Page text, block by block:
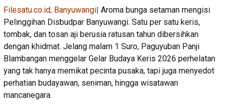
Filesatu.co.id, Banyuwangi| Aroma bunga setaman mengisi
Pelinggihan Disbudpar Banyuwangi. Satu per satu keris,
tombak, dan tosan aji berusia ratusan tahun dibersihkan
dengan khidmat. Jelang malam 1 Suro, Paguyuban Panji
Blambangan menggelar Gelar Budaya Keris 2026 perhelatan
yang tak hanya memikat pecinta pusaka, tapi juga menyedot
perhatian budayawan, seniman, hingga wisatawan
mancanegara.